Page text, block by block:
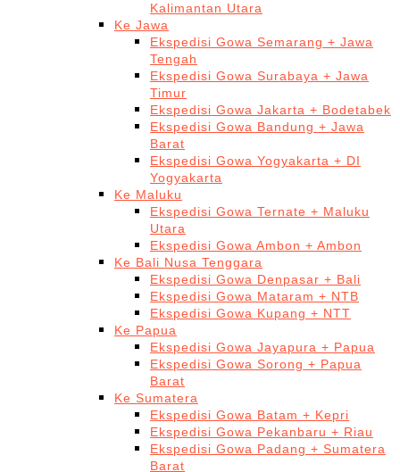
Kalimantan Utara
Ke Jawa
Ekspedisi Gowa Semarang + Jawa
Tengah
Ekspedisi Gowa Surabaya + Jawa
Timur
Ekspedisi Gowa Jakarta + Bodetabek
Ekspedisi Gowa Bandung + Jawa
Barat
Ekspedisi Gowa Yogyakarta + DI
Yogyakarta
Ke Maluku
Ekspedisi Gowa Ternate + Maluku
Utara
Ekspedisi Gowa Ambon + Ambon
Ke Bali Nusa Tenggara
Ekspedisi Gowa Denpasar + Bali
Ekspedisi Gowa Mataram + NTB
Ekspedisi Gowa Kupang + NTT
Ke Papua
Ekspedisi Gowa Jayapura + Papua
Ekspedisi Gowa Sorong + Papua
Barat
Ke Sumatera
Ekspedisi Gowa Batam + Kepri
Ekspedisi Gowa Pekanbaru + Riau
Ekspedisi Gowa Padang + Sumatera
Barat